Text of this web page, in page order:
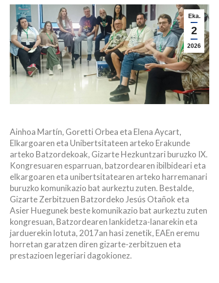
Eka.
2
2026
Ainhoa Martín, Goretti Orbea eta Elena Aycart,
Elkargoaren eta Unibertsitateen arteko Erakunde
arteko Batzordekoak, Gizarte Hezkuntzari buruzko IX.
Kongresuaren esparruan, batzordearen ibilbideari eta
elkargoaren eta unibertsitatearen arteko harremanari
buruzko komunikazio bat aurkeztu zuten. Bestalde,
Gizarte Zerbitzuen Batzordeko Jesús Otañok eta
Asier Huegunek beste komunikazio bat aurkeztu zuten
kongresuan, Batzordearen lankidetza-lanarekin eta
jarduerekin lotuta, 2017an hasi zenetik, EAEn eremu
horretan garatzen diren gizarte-zerbitzuen eta
prestazioen legeriari dagokionez.